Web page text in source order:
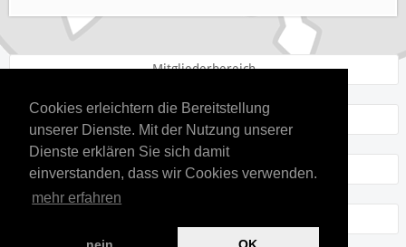
Cookies erleichtern die Bereitstellung
unserer Dienste. Mit der Nutzung unserer
Dienste erklären Sie sich damit
einverstanden, dass wir Cookies verwenden.
mehr erfahren
Mitgliederbereich
Datenschutz